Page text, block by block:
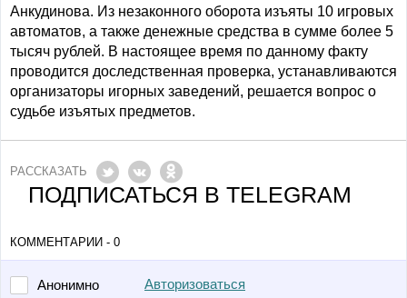
Анкудинова. Из незаконного оборота изъяты 10 игровых
автоматов, а также денежные средства в сумме более 5
тысяч рублей. В настоящее время по данному факту
проводится доследственная проверка, устанавливаются
организаторы игорных заведений, решается вопрос о
судьбе изъятых предметов.
РАССКАЗАТЬ
ПОДПИСАТЬСЯ В TELEGRAM
КОММЕНТАРИИ - 0
Анонимно Авторизоваться